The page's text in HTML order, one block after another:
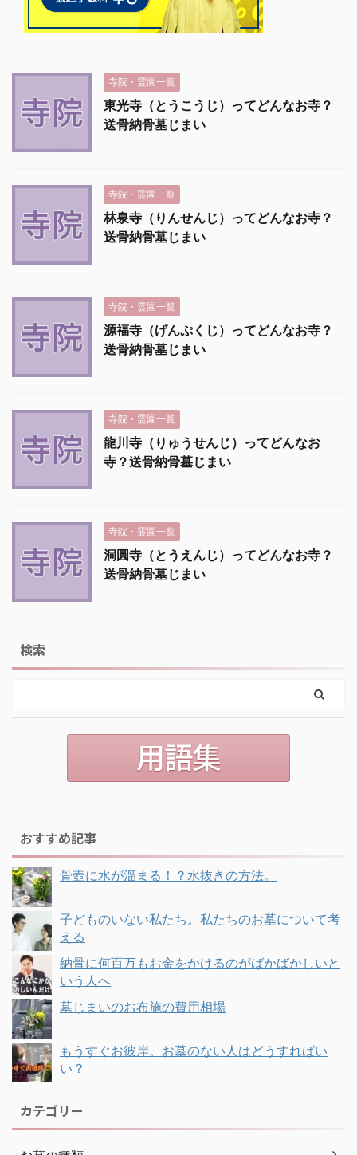
寺院・霊園一覧
東光寺（とうこうじ）ってどんなお寺？
送骨納骨墓じまい
寺院・霊園一覧
林泉寺（りんせんじ）ってどんなお寺？
送骨納骨墓じまい
寺院・霊園一覧
源福寺（げんぷくじ）ってどんなお寺？
送骨納骨墓じまい
寺院・霊園一覧
龍川寺（りゅうせんじ）ってどんなお
寺？送骨納骨墓じまい
寺院・霊園一覧
洞圓寺（とうえんじ）ってどんなお寺？
送骨納骨墓じまい
検索
おすすめ記事
骨壺に水が溜まる！？水抜きの方法。
子どものいない私たち。私たちのお墓について考
える
納骨に何百万もお金をかけるのがばかばかしいと
いう人へ
墓じまいのお布施の費用相場
もうすぐお彼岸。お墓のない人はどうすればい
い？
カテゴリー